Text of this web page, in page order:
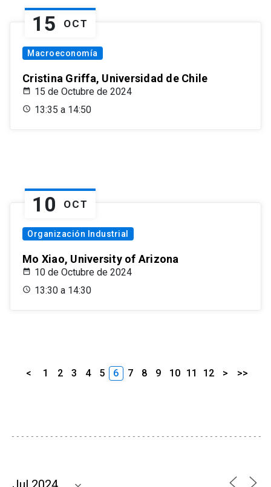
15 OCT
Macroeconomía
Cristina Griffa, Universidad de Chile
15 de Octubre de 2024
13:35 a 14:50
10 OCT
Organización Industrial
Mo Xiao, University of Arizona
10 de Octubre de 2024
13:30 a 14:30
< 1 2 3 4 5 6 7 8 9 10 11 12 > >>